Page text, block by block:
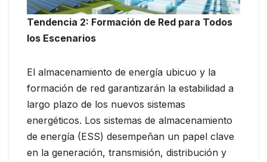
Tendencia 2: Formación de Red para Todos
los Escenarios
El almacenamiento de energía ubicuo y la
formación de red garantizarán la estabilidad a
largo plazo de los nuevos sistemas
energéticos. Los sistemas de almacenamiento
de energía (ESS) desempeñan un papel clave
en la generación, transmisión, distribución y